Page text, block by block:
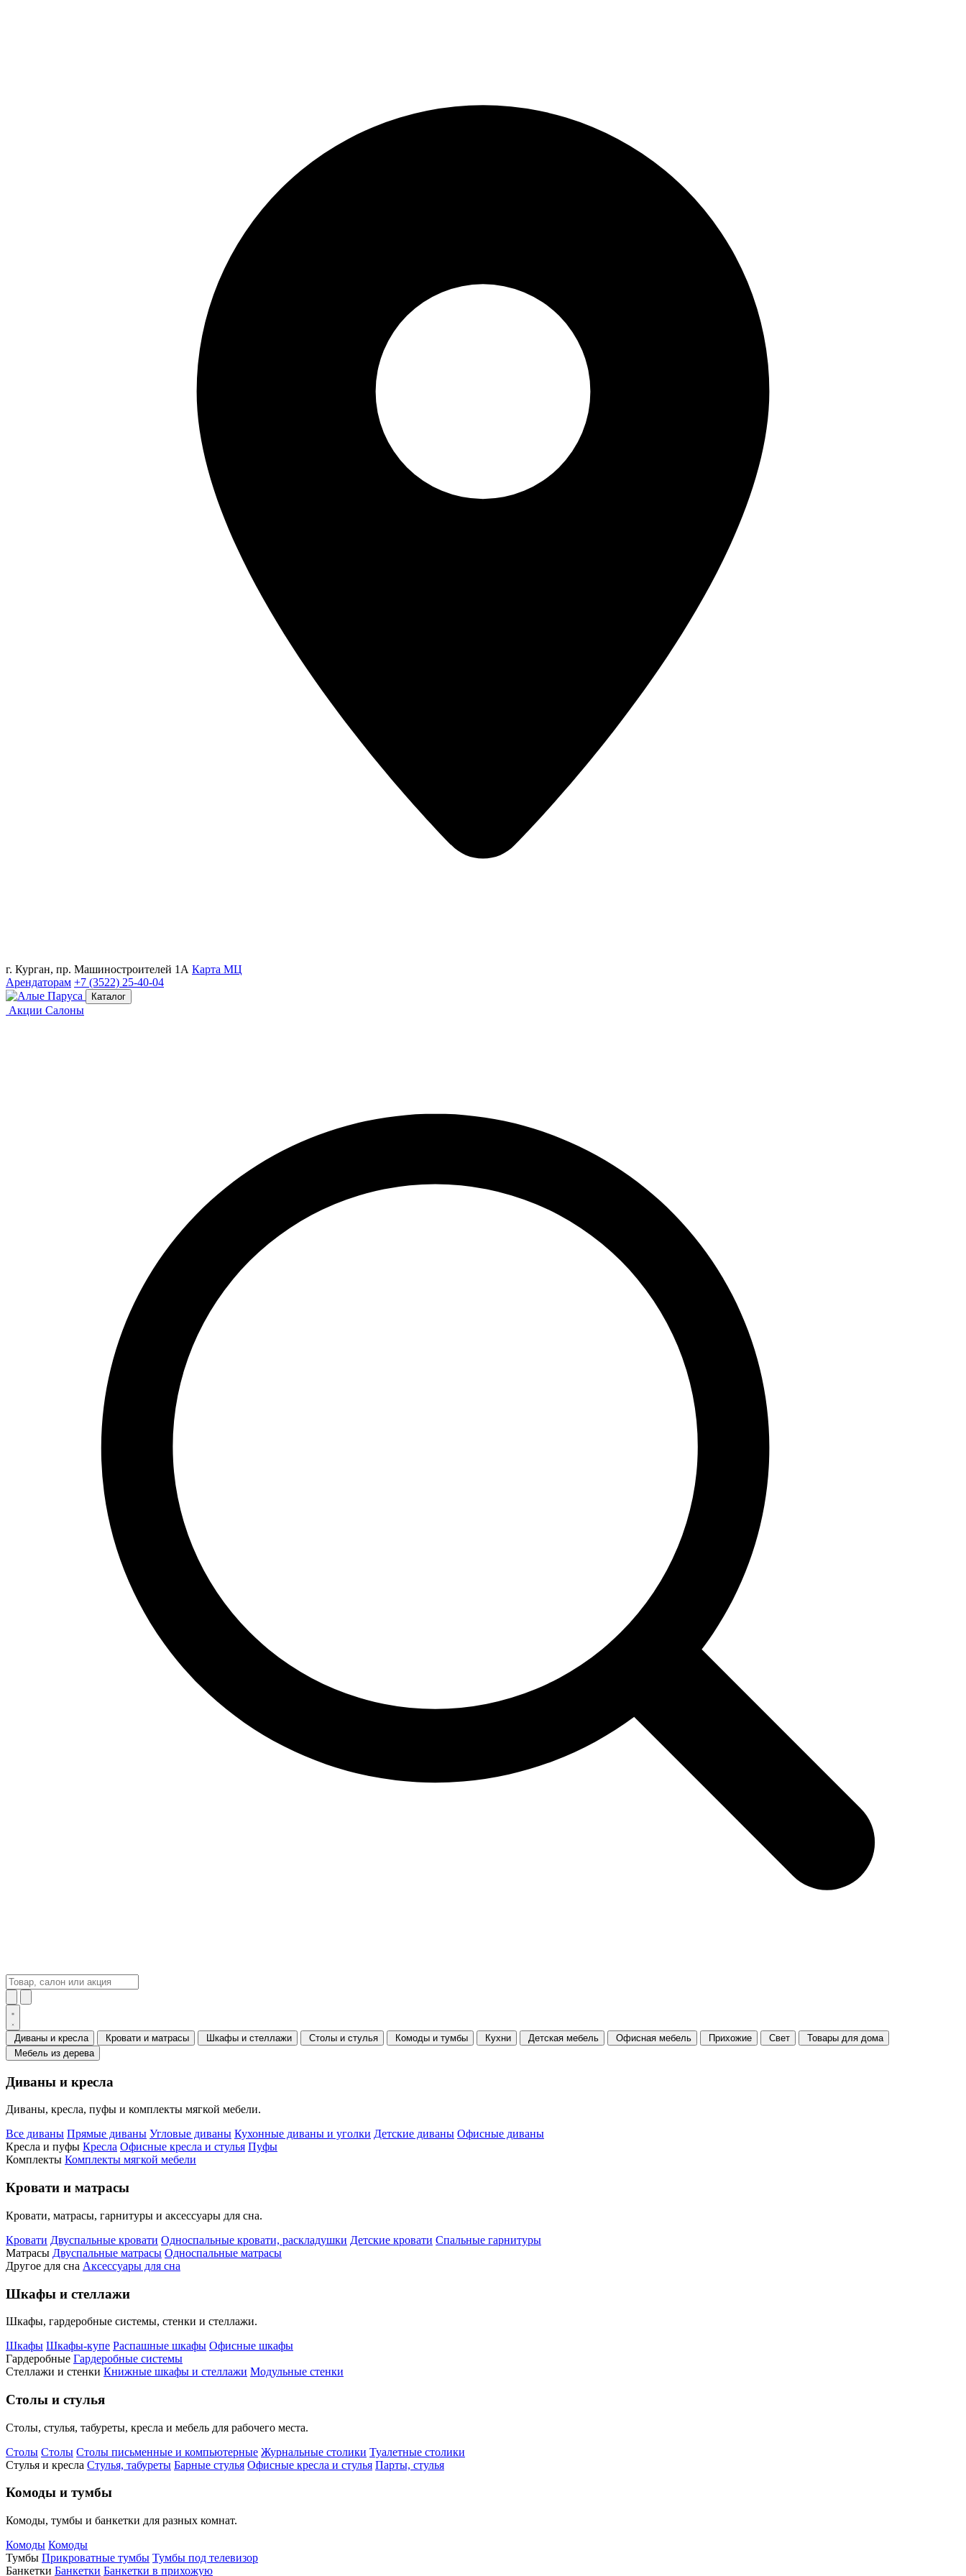
г. Курган, пр. Машиностроителей 1А Карта МЦ
Арендаторам +7 (3522) 25-40-04
Каталог
Акции Салоны
Диваны и кресла Кровати и матрасы Шкафы и стеллажи Столы и стулья Комоды и тумбы Кухни Детская мебель Офисная мебель Прихожие Свет
Товары для дома
Мебель из дерева
Диваны и кресла
Диваны, кресла, пуфы и комплекты мягкой мебели.
Все диваны Прямые диваны Угловые диваны Кухонные диваны и уголки Детские диваны Офисные диваны
Кресла и пуфы Кресла Офисные кресла и стулья Пуфы
Комплекты Комплекты мягкой мебели
Кровати и матрасы
Кровати, матрасы, гарнитуры и аксессуары для сна.
Кровати Двуспальные кровати Односпальные кровати, раскладушки Детские кровати Спальные гарнитуры
Матрасы Двуспальные матрасы Односпальные матрасы
Другое для сна Аксессуары для сна
Шкафы и стеллажи
Шкафы, гардеробные системы, стенки и стеллажи.
Шкафы Шкафы-купе Распашные шкафы Офисные шкафы
Гардеробные Гардеробные системы
Стеллажи и стенки Книжные шкафы и стеллажи Модульные стенки
Столы и стулья
Столы, стулья, табуреты, кресла и мебель для рабочего места.
Столы Столы Столы письменные и компьютерные Журнальные столики Туалетные столики
Стулья и кресла Стулья, табуреты Барные стулья Офисные кресла и стулья Парты, стулья
Комоды и тумбы
Комоды, тумбы и банкетки для разных комнат.
Комоды Комоды
Тумбы Прикроватные тумбы Тумбы под телевизор
Банкетки Банкетки Банкетки в прихожую